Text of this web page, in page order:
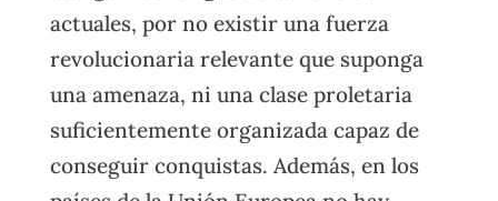
actuales, por no existir una fuerza
revolucionaria relevante que suponga
una amenaza, ni una clase proletaria
suficientemente organizada capaz de
conseguir conquistas. Además, en los